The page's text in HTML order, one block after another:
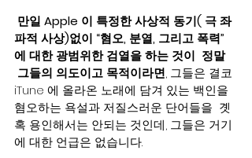
만일 Apple 이 특정한 사상적 동기( 극 좌
파적 사상)없이 “혐오, 분열, 그리고 폭력”
에 대한 광범위한 검열을 하는 것이  정말
그들의 의도이고 목적이라면, 그들은 결코
iTune 에 올라온 노래에 담겨 있는 백인을
혐오하는 욕설과 저질스러운 단어들을  곗
혹 용인해서는 안되는 것인데, 그들은 거기
에 대한 언급은 없습니다.